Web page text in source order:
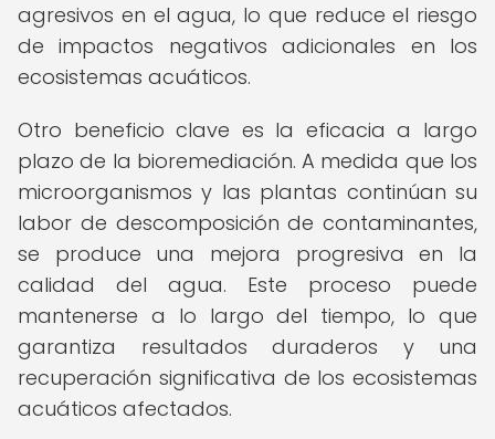
agresivos en el agua, lo que reduce el riesgo
de impactos negativos adicionales en los
ecosistemas acuáticos.
Otro beneficio clave es la eficacia a largo
plazo de la bioremediación. A medida que los
microorganismos y las plantas continúan su
labor de descomposición de contaminantes,
se produce una mejora progresiva en la
calidad del agua. Este proceso puede
mantenerse a lo largo del tiempo, lo que
garantiza resultados duraderos y una
recuperación significativa de los ecosistemas
acuáticos afectados.